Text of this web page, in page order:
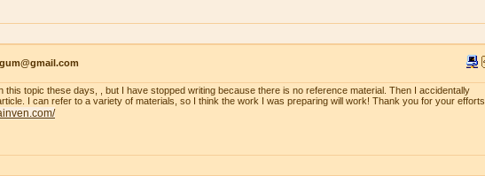
this topic these days, , but I have stopped writing because there is no reference material. Then I accidentally
I can refer to a variety of materials, so I think the work I was preparing will work! Thank you for your efforts.